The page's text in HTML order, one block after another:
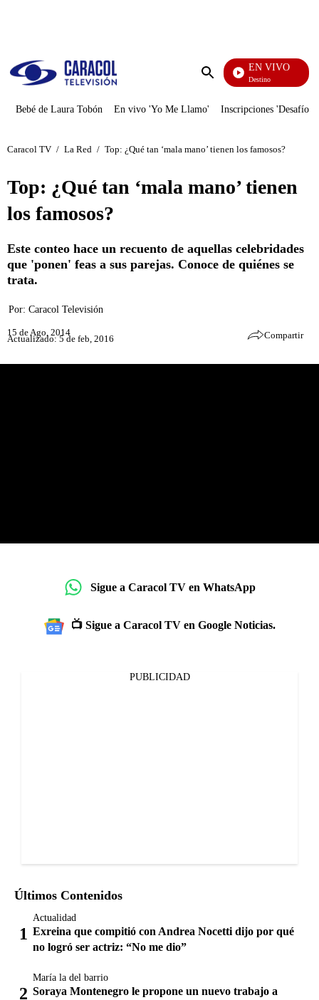
Enviar
EN VIVO
El Juego De Mi Destino
Bebé de Laura Tobón En vivo 'Yo Me Llamo' Inscripciones 'Desafío'
Caracol TV / La Red / Top: ¿Qué tan ‘mala mano’ tienen los famosos?
Top: ¿Qué tan ‘mala mano’ tienen
los famosos?
Este conteo hace un recuento de aquellas celebridades
que 'ponen' feas a sus parejas. Conoce de quiénes se
trata.
Por: Caracol Televisión
15 de Ago, 2014
Actualizado: 5 de feb, 2016 Compartir
Sigue a Caracol TV en WhatsApp
📺 Sigue a Caracol TV en Google Noticias.
PUBLICIDAD
Últimos Contenidos
Actualidad
Exreina que compitió con Andrea Nocetti dijo por qué
no logró ser actriz: “No me dio”
María la del barrio
Soraya Montenegro le propone un nuevo trabajo a